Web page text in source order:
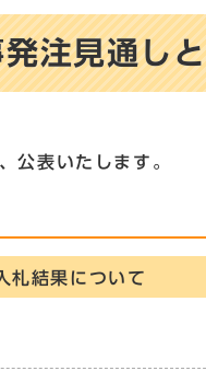
注見通し
公表いたします。
札結果について